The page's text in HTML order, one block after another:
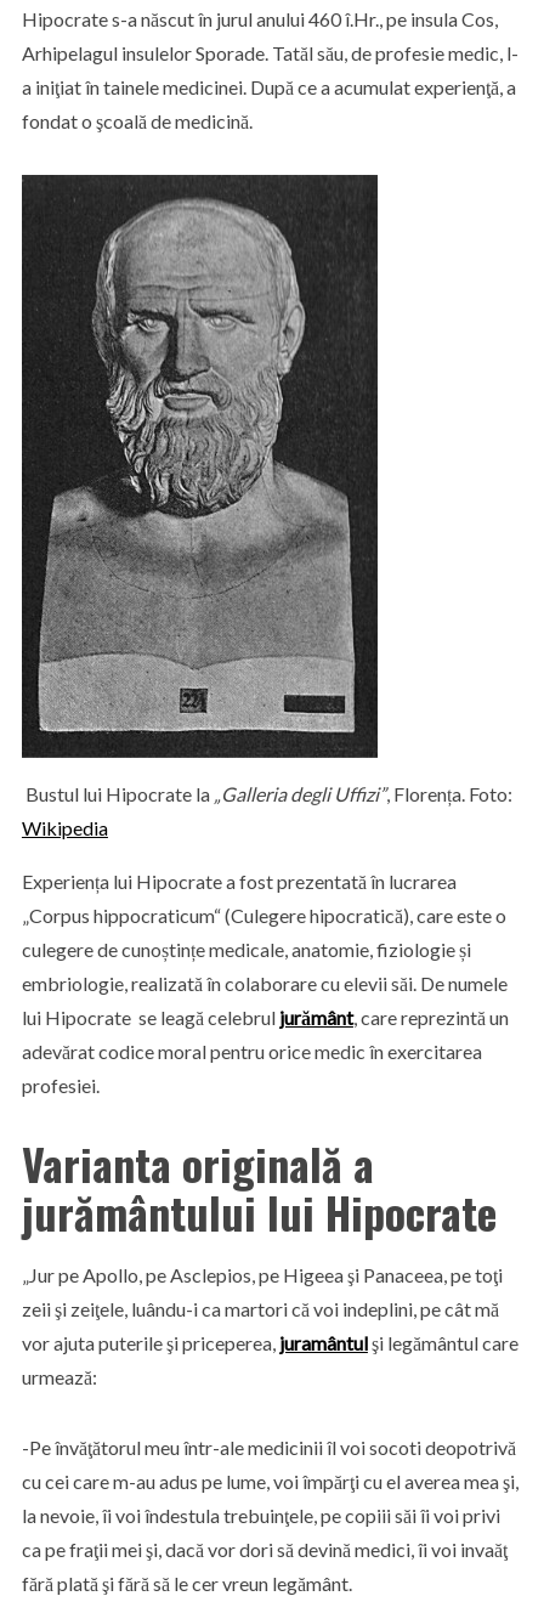
Hipocrate s-a născut în jurul anului 460 î.Hr., pe insula Cos,
Arhipelagul insulelor Sporade. Tatăl său, de profesie medic, l-
a iniţiat în tainele medicinei. După ce a acumulat experienţă, a
fondat o şcoală de medicină.
Bustul lui Hipocrate la „Galleria degli Uffizi”, Florența. Foto:
Wikipedia
Experiența lui Hipocrate a fost prezentată în lucrarea
„Corpus hippocraticum“ (Culegere hipocratică), care este o
culegere de cunoștințe medicale, anatomie, fiziologie și
embriologie, realizată în colaborare cu elevii săi. De numele
lui Hipocrate se leagă celebrul jurământ, care reprezintă un
adevărat codice moral pentru orice medic în exercitarea
profesiei.
Varianta originală a
jurământului lui Hipocrate
„Jur pe Apollo, pe Asclepios, pe Higeea şi Panaceea, pe toţi
zeii şi zeiţele, luându-i ca martori că voi indeplini, pe cât mă
vor ajuta puterile şi priceperea, juramântulşi legământul care
urmează:
-Pe învăţătorul meu într-ale medicinii îl voi socoti deopotrivă
cu cei care m-au adus pe lume, voi împărţi cu el averea mea şi,
la nevoie, îi voi îndestula trebuinţele, pe copiii săi îi voi privi
ca pe fraţii mei şi, dacă vor dori să devină medici, îi voi invaăţ
fără plată şi fără să le cer vreun legământ.